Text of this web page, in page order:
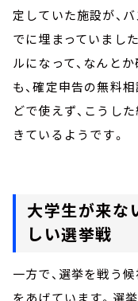
定していた施設が、
でに埋まっていまし
ルになって、なんと
も、確定申告の無料
どで使えず、こうし
きているようです。
大学生が来
しい選挙戦
一方で、選挙を戦う
をあげています。選